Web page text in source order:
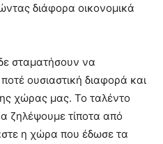
διάφορα οικονομικά
σταματήσουν να
ουσιαστική διαφορά και
χώρας μας. Το ταλέντο
ζηλέψουμε τίποτα από
η χώρα που έδωσε τα